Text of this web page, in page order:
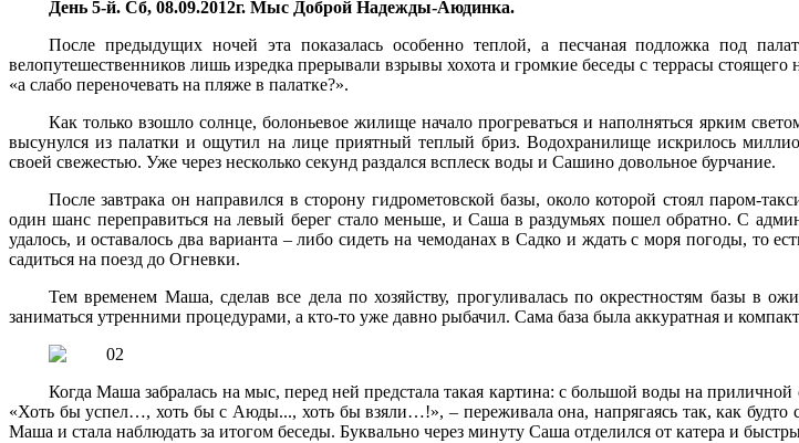
День 5-й. Сб, 08.09.2012г. Мыс Доброй Надежды-Аюдинка.
После предыдущих ночей эта показалась особенно теплой, а песчаная подложка под
велопутешественников лишь изредка прерывали взрывы хохота и громкие беседы с террасы стоящего
«а слабо переночевать на пляже в палатке?».
Как только взошло солнце, болоньевое жилище начало прогреваться и наполняться ярким
высунулся из палатки и ощутил на лице приятный теплый бриз. Водохранилище искрилось
своей свежестью. Уже через несколько секунд раздался всплеск воды и Сашино довольное бурчание.
После завтрака он направился в сторону гидрометовской базы, около которой стоял паром-
один шанс переправиться на левый берег стало меньше, и Саша в раздумьях пошел обратно. С
удалось, и оставалось два варианта – либо сидеть на чемоданах в Садко и ждать с моря погоды, то
садиться на поезд до Огневки.
Тем временем Маша, сделав все дела по хозяйству, прогуливалась по окрестностям базы в
заниматься утренними процедурами, а кто-то уже давно рыбачил. Сама база была аккуратная и
Когда Маша забралась на мыс, перед ней предстала такая картина: с большой воды на
«Хоть бы успел…, хоть бы с Аюды..., хоть бы взяли…!», – переживала она, напрягаясь так, как
Маша и стала наблюдать за итогом беседы. Буквально через минуту Саша отделился от катера и